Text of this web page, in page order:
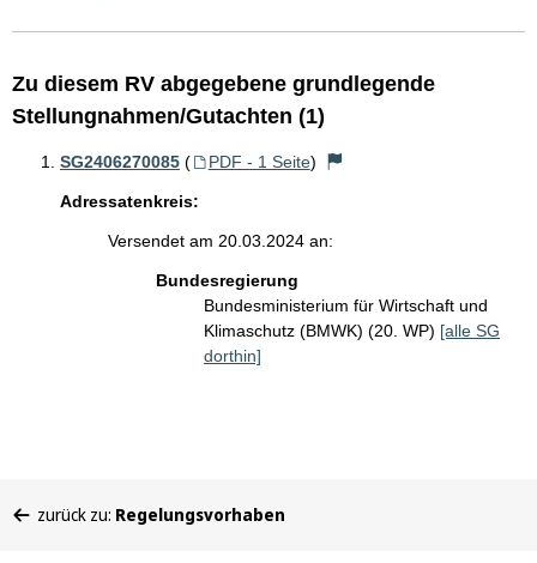
Zu diesem RV abgegebene grundlegende
Stellungnahmen/Gutachten (1)
SG2406270085 ( PDF - 1 Seite)
Adressatenkreis:
Versendet am 20.03.2024 an:
Bundesregierung
Bundesministerium für Wirtschaft und
Klimaschutz (BMWK) (20. WP) [alle SG
dorthin]
befinden
zurück zu: Regelungsvorhaben